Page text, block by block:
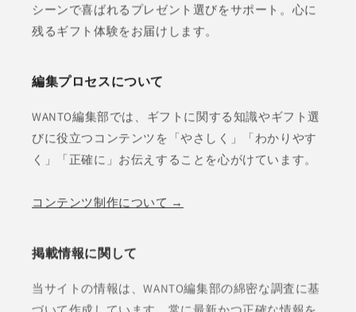
シーンで喜ばれるプレゼント選びをサポート。心に
残るギフト体験をお届けします。
編集プロセスについて
WANTO編集部では、ギフトに関する知識やギフト選
びに役立つコンテンツを「やさしく」「わかりやす
く」「正確に」お伝えすることを心がけています。
コンテンツ制作について →
掲載情報に関して
当サイトの情報は、WANTO編集部の綿密な調査に基
づいて作成しています。常に最新かつ正確な情報を